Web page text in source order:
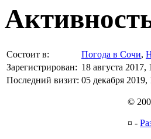
Состоит в: Погода в Сочи,
Зарегистрирован: 18 августа 2017,
Последний визит: 05 декабря 2019,
©
¤ -